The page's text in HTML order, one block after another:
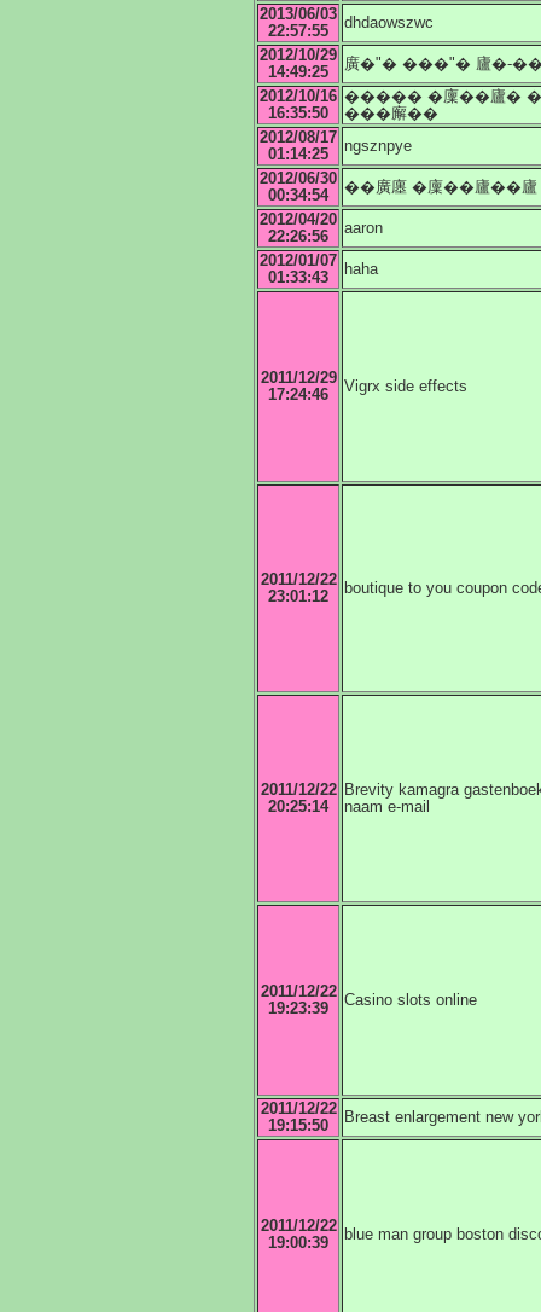
2013/06/03
22:57:55
dhdaowszwc
2012/10/29
14:49:25
廣�"� ���"� 廬�-
2012/10/16
16:35:50
����� �廩��廬� �
���廨��
2012/08/17
01:14:25
ngsznpye
2012/06/30
00:34:54
��廣廛 �廩��廬��廬
2012/04/20
22:26:56
aaron
2012/01/07
01:33:43
haha
2011/12/29
17:24:46
Vigrx side effects
2011/12/22
23:01:12
boutique to you coupon
2011/12/22
20:25:14
Brevity kamagra
naam e-mail
2011/12/22
19:23:39
Casino slots online
2011/12/22
19:15:50
Breast enlargement new
2011/12/22
19:00:39
blue man group boston